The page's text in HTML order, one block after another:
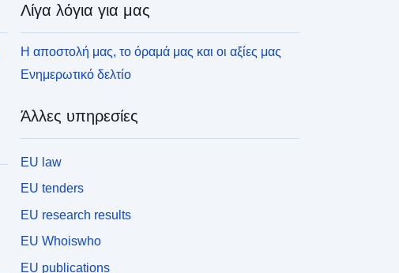
Λίγα λόγια για μας
Η αποστολή μας, το όραμά μας και οι αξίες μας
Ενημερωτικό δελτίο
Άλλες υπηρεσίες
EU law
EU tenders
EU research results
EU Whoiswho
EU publications